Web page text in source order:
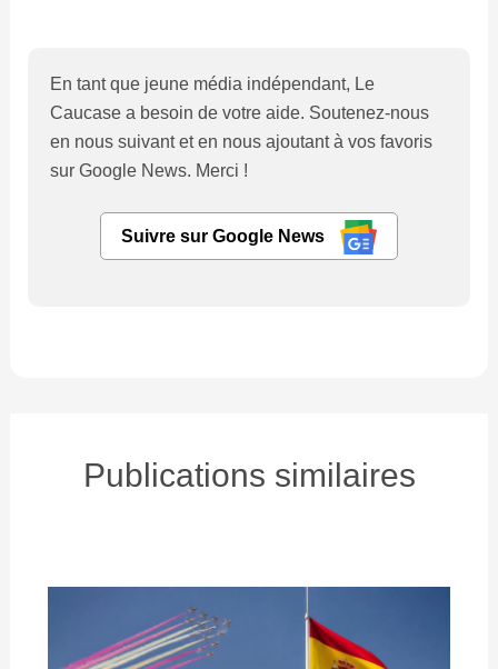
En tant que jeune média indépendant, Le
Caucase a besoin de votre aide. Soutenez-nous
en nous suivant et en nous ajoutant à vos favoris
sur Google News. Merci !
Suivre sur Google News
Publications similaires